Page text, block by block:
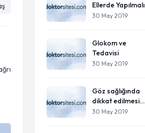
Ellerde Yapılmalı
30 May 2019
Glokom ve
Tedavisi
30 May 2019
Göz sağlığında
dikkat edilmesi
gerekenler!
30 May 2019